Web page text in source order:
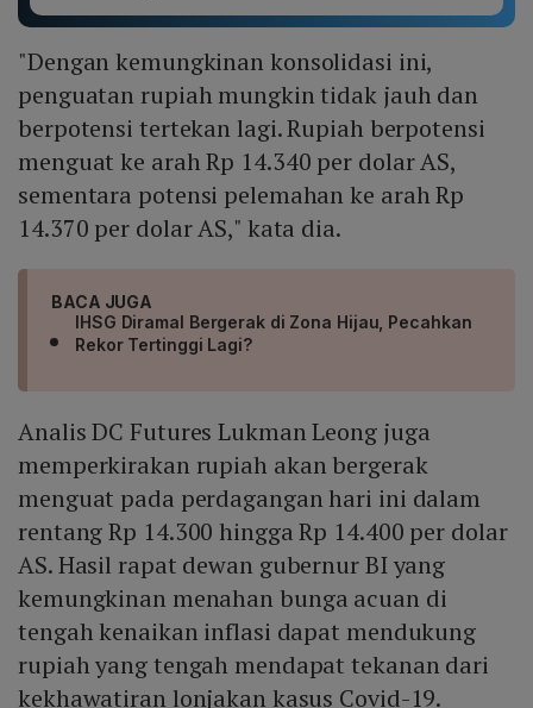
"Dengan kemungkinan konsolidasi ini,
penguatan rupiah mungkin tidak jauh dan
berpotensi tertekan lagi. Rupiah berpotensi
menguat ke arah Rp 14.340 per dolar AS,
sementara potensi pelemahan ke arah Rp
14.370 per dolar AS," kata dia.
BACA JUGA
IHSG Diramal Bergerak di Zona Hijau, Pecahkan
Rekor Tertinggi Lagi?
Analis DC Futures Lukman Leong juga
memperkirakan rupiah akan bergerak
menguat pada perdagangan hari ini dalam
rentang Rp 14.300 hingga Rp 14.400 per dolar
AS. Hasil rapat dewan gubernur BI yang
kemungkinan menahan bunga acuan di
tengah kenaikan inflasi dapat mendukung
rupiah yang tengah mendapat tekanan dari
kekhawatiran lonjakan kasus Covid-19.